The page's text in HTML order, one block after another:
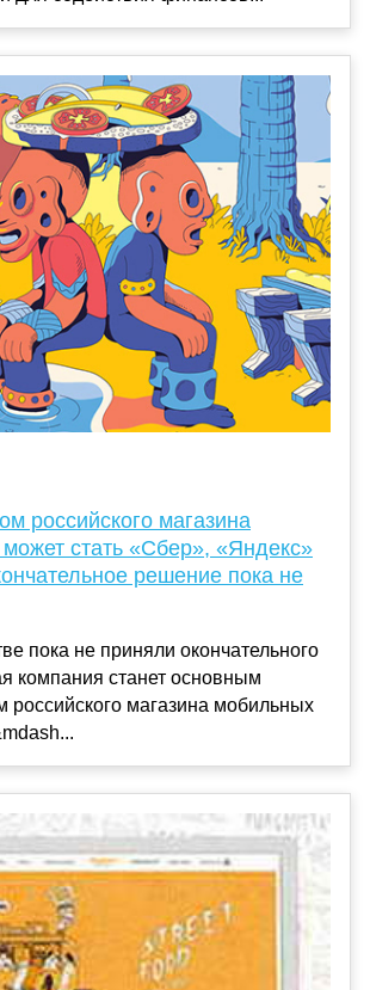
российского магазина
стать «Сбер», «Яндекс»
решение пока не
пока не приняли окончательного
компания станет основным
российского магазина мобильных